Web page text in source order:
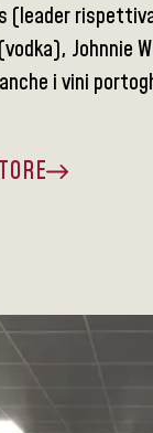
(leader
Johnnie
i vini